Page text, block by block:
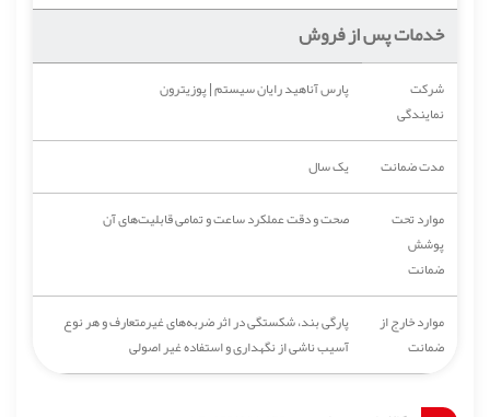
خدمات پس از فروش
شرکت
نمایندگی
پارس آناهید رایان سیستم | پوزیترون
مدت ضمانت
یک‌ سال
موارد تحت
پوشش
ضمانت
صحت و دقت عملکرد ساعت و تمامی قابلیت‌های آن
موارد خارج از
ضمانت
پارگی بند، شکستگی در اثر ضربه‌های غیرمتعارف و هر نوع
آسیب ناشی از نگهداری و استفاده غیر اصولی